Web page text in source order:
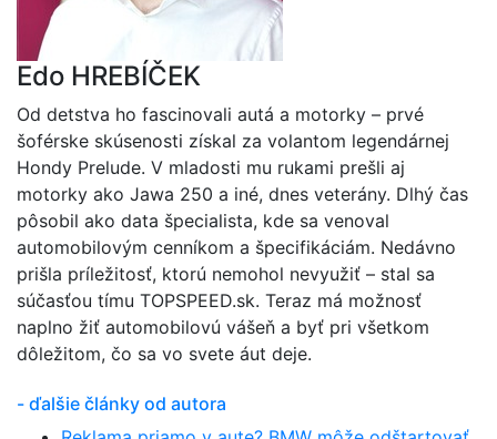
Edo HREBÍČEK
Od detstva ho fascinovali autá a motorky – prvé
šoférske skúsenosti získal za volantom legendárnej
Hondy Prelude. V mladosti mu rukami prešli aj
motorky ako Jawa 250 a iné, dnes veterány. Dlhý čas
pôsobil ako data špecialista, kde sa venoval
automobilovým cenníkom a špecifikáciám. Nedávno
prišla príležitosť, ktorú nemohol nevyužiť – stal sa
súčasťou tímu TOPSPEED.sk. Teraz má možnosť
naplno žiť automobilovú vášeň a byť pri všetkom
dôležitom, čo sa vo svete áut deje.
- ďalšie články od autora